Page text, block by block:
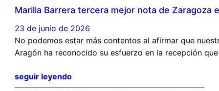
Marilia Barrera tercera mejor nota de Zaragoza
23 de junio de 2026
No podemos estar más contentos al afirmar que
Aragón ha reconocido su esfuerzo en la recepción
seguir leyendo